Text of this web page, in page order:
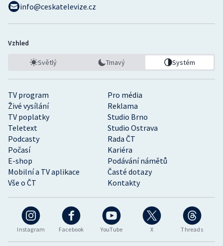
Instagram Facebook YouTube X Threads
TV program
Pro média
Živé vysílání
Reklama
TV poplatky
Studio Brno
Teletext
Studio Ostrava
Podcasty
Rada ČT
Počasí
Kariéra
E-shop
Podávání námětů
Mobilní a TV aplikace
Časté dotazy
Vše o ČT
Kontakty
info@ceskatelevize.cz
Vzhled
Světlý Tmavý Systém